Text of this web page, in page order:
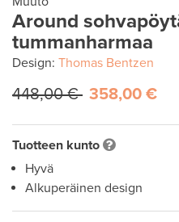
Around
tummanharmaa
Design: Thomas Bentzen
448,00 € 358,00 €
Tuotteen kunto
Hyvä
Alkuperäinen design